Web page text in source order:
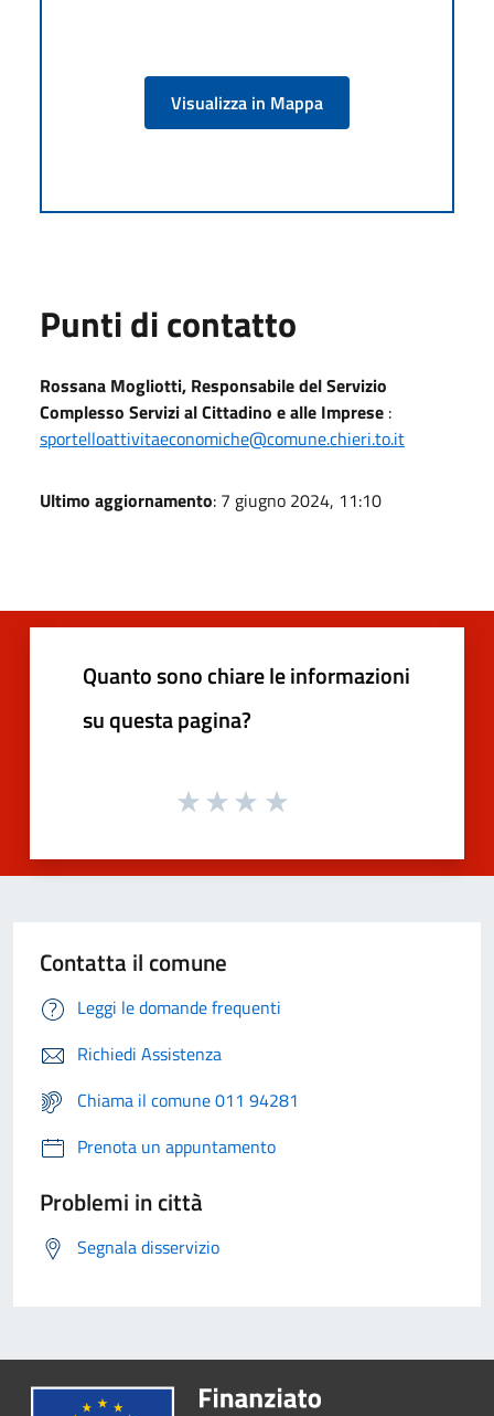
Visualizza in Mappa
Punti di contatto
Rossana Mogliotti, Responsabile del Servizio
Complesso Servizi al Cittadino e alle Imprese :
sportelloattivitaeconomiche@comune.chieri.to.it
Ultimo aggiornamento: 7 giugno 2024, 11:10
Quanto sono chiare le informazioni
su questa pagina?
Contatta il comune
Leggi le domande frequenti
Richiedi Assistenza
Chiama il comune 011 94281
Prenota un appuntamento
Problemi in città
Segnala disservizio